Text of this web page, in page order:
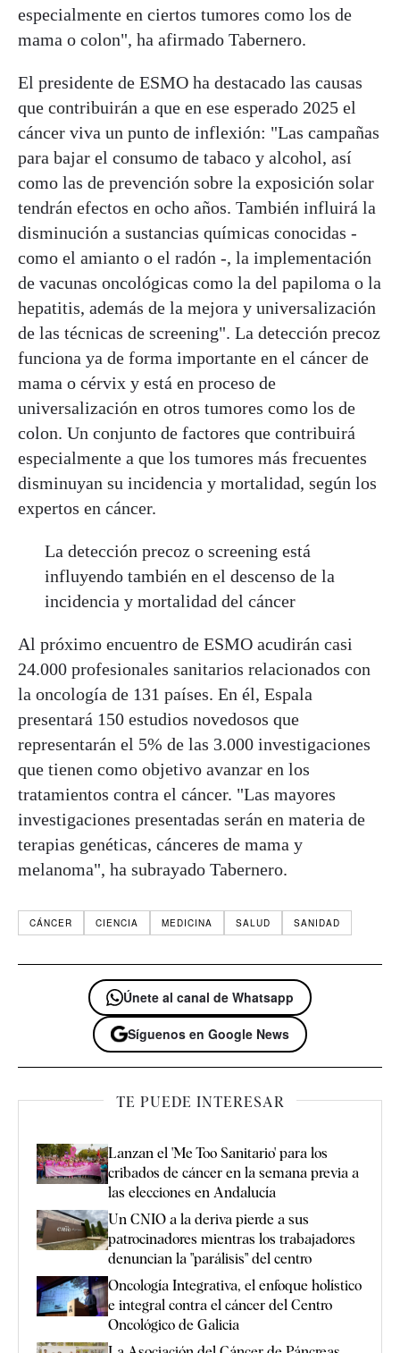
especialmente en ciertos tumores como los de
mama o colon", ha afirmado Tabernero.
El presidente de ESMO ha destacado las causas
que contribuirán a que en ese esperado 2025 el
cáncer viva un punto de inflexión: "Las campañas
para bajar el consumo de tabaco y alcohol, así
como las de prevención sobre la exposición solar
tendrán efectos en ocho años. También influirá la
disminución a sustancias químicas conocidas -
como el amianto o el radón -, la implementación
de vacunas oncológicas como la del papiloma o la
hepatitis, además de la mejora y universalización
de las técnicas de screening". La detección precoz
funciona ya de forma importante en el cáncer de
mama o cérvix y está en proceso de
universalización en otros tumores como los de
colon. Un conjunto de factores que contribuirá
especialmente a que los tumores más frecuentes
disminuyan su incidencia y mortalidad, según los
expertos en cáncer.
La detección precoz o screening está
influyendo también en el descenso de la
incidencia y mortalidad del cáncer
Al próximo encuentro de ESMO acudirán casi
24.000 profesionales sanitarios relacionados con
la oncología de 131 países. En él, Espala
presentará 150 estudios novedosos que
representarán el 5% de las 3.000 investigaciones
que tienen como objetivo avanzar en los
tratamientos contra el cáncer. "Las mayores
investigaciones presentadas serán en materia de
terapias genéticas, cánceres de mama y
melanoma", ha subrayado Tabernero.
CÁNCER CIENCIA MEDICINA SALUD SANIDAD
Únete al canal de Whatsapp
Síguenos en Google News
TE PUEDE INTERESAR
Lanzan el 'Me Too Sanitario' para los
cribados de cáncer en la semana previa a
las elecciones en Andalucía
Un CNIO a la deriva pierde a sus
patrocinadores mientras los trabajadores
denuncian la "parálisis" del centro
Oncología Integrativa, el enfoque holístico
e integral contra el cáncer del Centro
Oncológico de Galicia